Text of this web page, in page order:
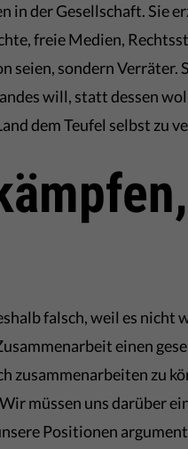
in der Gesellschaft. Sie
freie Medien,
seien, sondern Verräter.
will, statt dessen
dem Teufel selbst zu
falsch, weil es nicht
einen
zusammenarbeiten zu
müssen uns darüber
Positionen